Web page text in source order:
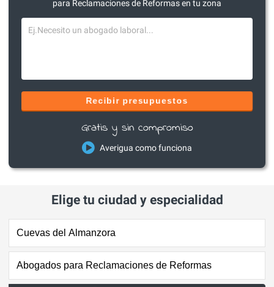
para Reclamaciones de Reformas en tu zona
Recibir presupuestos
Gratis y sin compromiso
Averigua como funciona
Elige tu ciudad y especialidad